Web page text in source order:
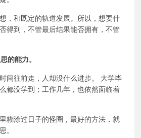
，和既定的轨道发展。所以，想要什
得到，不管最后结果能否拥有，不管
的能力。
间往前走，人却没什么进步。 大学毕
都没学到；工作几年，也依然面临着
糊涂过日子的怪圈，最好的方法，就
。